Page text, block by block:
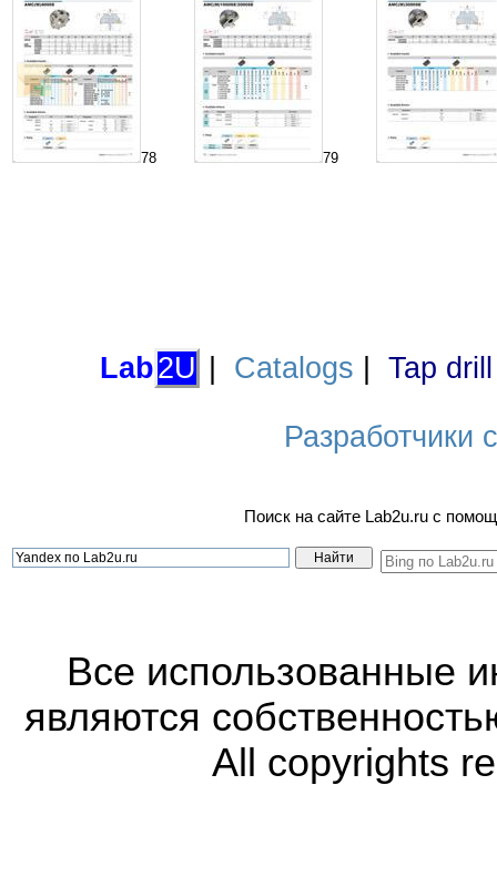
78 79
Lab2U Catalogs Tap
Разработчики
Поиск на сайте Lab2u.ru с
Все использованные
являются
All copyrights